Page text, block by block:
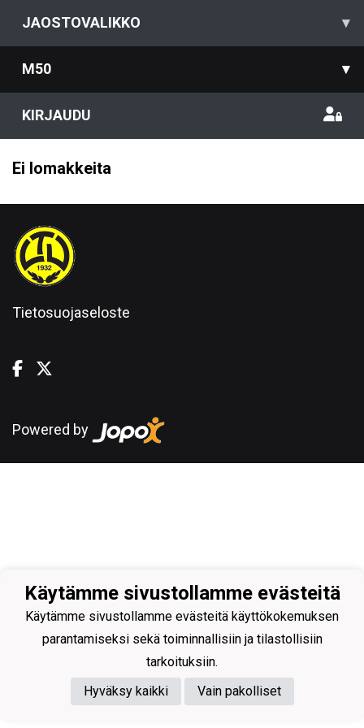
JAOSTOVALIKKO ▾
M50 ▾
KIRJAUDU
Ei lomakkeita
Tietosuojaseloste
Powered by
Käytämme sivustollamme evästeitä
Käytämme sivustollamme evästeitä käyttökokemuksen
parantamiseksi sekä toiminnallisiin ja tilastollisiin
tarkoituksiin.
Hyväksy kaikki
Vain pakolliset